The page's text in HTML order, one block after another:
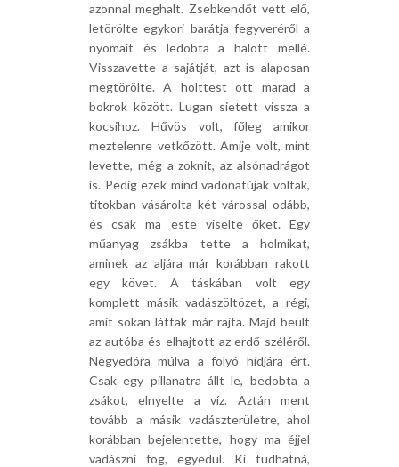
azonnal meghalt. Zsebkendőt vett elő,
letörölte egykori barátja fegyveréről a
nyomait és ledobta a halott mellé.
Visszavette a sajátját, azt is alaposan
megtörölte. A holttest ott marad a
bokrok között. Lugan sietett vissza a
kocsihoz. Hűvös volt, főleg amikor
meztelenre vetkőzött. Amije volt, mint
levette, még a zoknit, az alsónadrágot
is. Pedig ezek mind vadonatújak voltak,
titokban vásárolta két várossal odább,
és csak ma este viselte őket. Egy
műanyag zsákba tette a holmikat,
aminek az aljára már korábban rakott
egy követ. A táskában volt egy
komplett másik vadászöltözet, a régi,
amit sokan láttak már rajta. Majd beült
az autóba és elhajtott az erdő széléről.
Negyedóra múlva a folyó hídjára ért.
Csak egy pillanatra állt le, bedobta a
zsákot, elnyelte a víz. Aztán ment
tovább a másik vadászterületre, ahol
korábban bejelentette, hogy ma éjjel
vadászni fog, egyedül. Ki tudhatná,